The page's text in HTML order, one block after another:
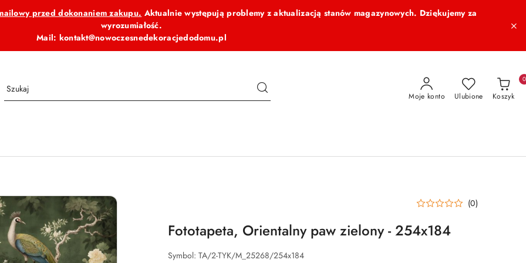
przed dokonaniem zakupu. Aktualnie występują problemy z aktualizacją stanów magazynowych. Dziękujemy za
wyrozumiałość.
Mail: kontakt@nowoczesnedekoracjedodomu.pl
Moje konto Ulubione Koszyk
0
(0)
Fototapeta, Orientalny paw zielony - 254x184
Symbol: TA/2-TYK/M_25268/254x184